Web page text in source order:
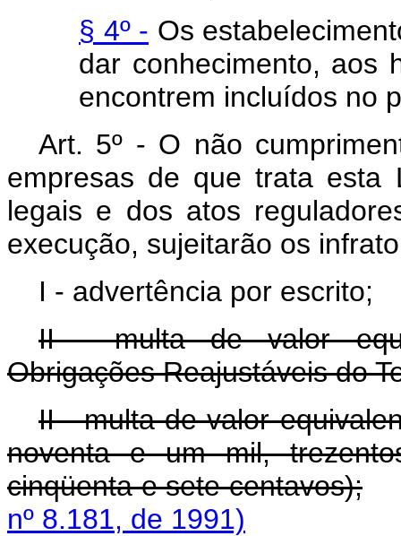
§ 4º - Os
dar conhecimento, aos
encontrem incluídos no
Art. 5º - O não
empresas de que trata esta
legais e dos atos
execução, sujeitarão os
I - advertência por escrito;
II - multa de valor
Obrigações Reajustáveis do
II - multa de valor
noventa e um mil,
cinqüenta e sete centavos);
nº 8.181, de 1991)